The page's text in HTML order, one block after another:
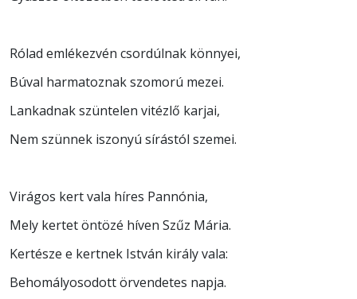
Rólad emlékezvén csordúlnak könnyei,
Búval harmatoznak szomorú mezei.
Lankadnak szüntelen vitézlő karjai,
Nem szünnek iszonyú sírástól szemei.
Virágos kert vala híres Pannónia,
Mely kertet öntözé híven Szűz Mária.
Kertésze e kertnek István király vala:
Behomályosodott örvendetes napja.